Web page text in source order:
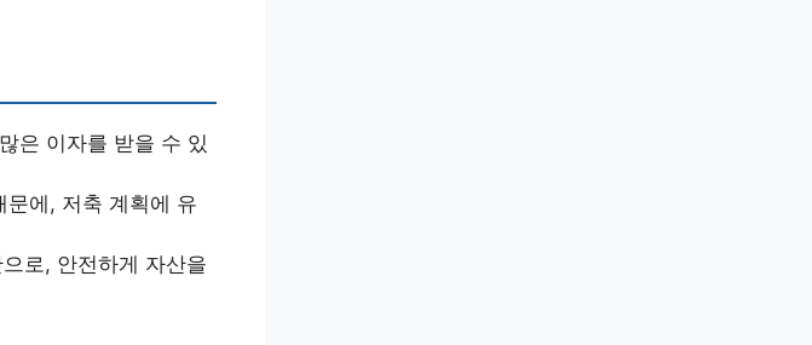
은 이자를 받을 수 있
에, 저축 계획에 유
로, 안전하게 자산을